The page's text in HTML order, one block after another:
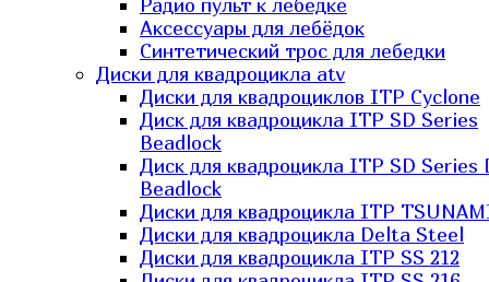
Радио пульт к лебедке
Аксессуары для лебёдок
Синтетический трос для лебедки
Диски для квадроцикла atv
Диски для квадроциклов ITP Cyclone
Диск для квадроцикла ITP SD Series
Beadlock
Диск для квадроцикла ITP SD Series
Beadlock
Диски для квадроцикла ITP
Диски для квадроцикла Delta Steel
Диски для квадроцикла ITP SS 212